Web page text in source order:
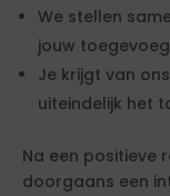
We stellen
jouw
Je krijgt van
uiteindelijk het
Na een positieve
doorgaans een